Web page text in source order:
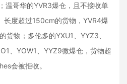
温哥华的YVR3爆仓，且不接收单
度超过150cm的货物，YVR4爆
货物；多伦多的YXU1、YYZ3、
、YOW1、YYZ9微爆仓，货物超
会被拒收。